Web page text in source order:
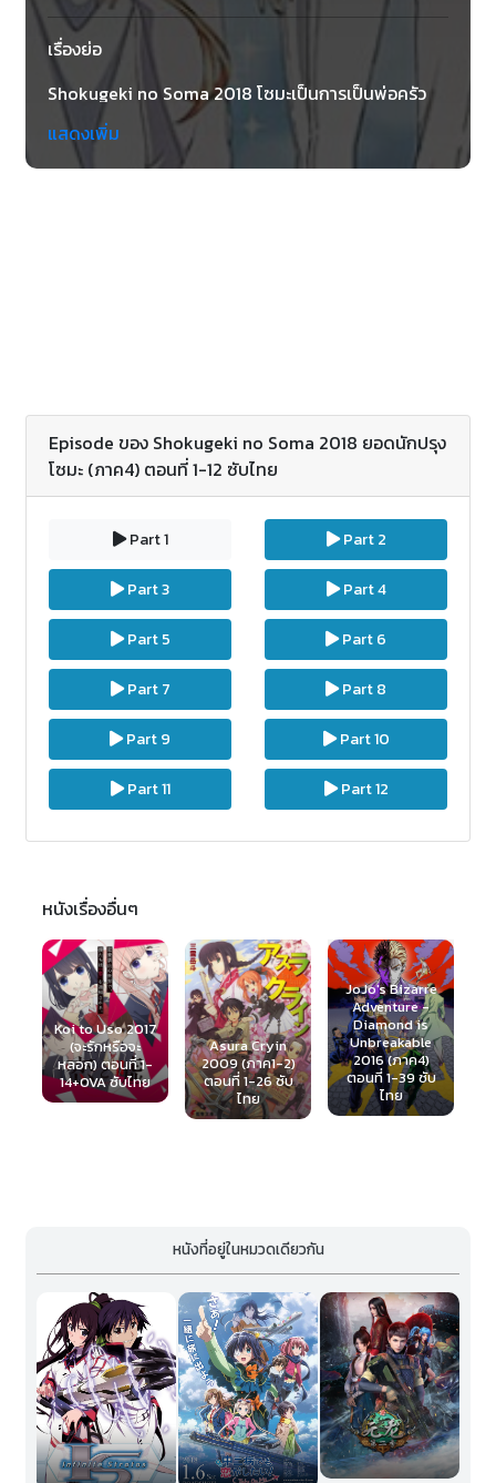
เรื่องย่อ
Shokugeki no Soma 2018 โซมะเป็นการเป็นพ่อครัว
เต็มเวลาในห้องอาหารของบิดาของเขาแล้วก็เกินความ
ถนัดการประกอบอาหารของพ่อของเขา แต่ว่าก็เป็นผู้
เรียนจบจากสถานที่เรียน Yukihira กึ่งกลางพ่อของเขา
แสดงเพิ่ม
Episode ของ Shokugeki no Soma 2018 ยอดนักปรุง
โซมะ (ภาค4) ตอนที่ 1-12 ซับไทย
Part 1 Part 2
Part 3 Part 4
Part 5 Part 6
Part 7 Part 8
Part 9 Part 10
Part 11 Part 12
หนังเรื่องอื่นๆ
Asura Cryin
2009 (ภาค1-2)
ตอนที่ 1-26 ซับ
ไทย
JoJo's Bizarre
Adventure -
Diamond is
Unbreakable
2016 (ภาค4)
ตอนที่ 1-39 ซับ
ไทย
XL Joushi. 2019
ตอนที่ 1-8 ซับ
ไทย
หนังที่อยู่ในหมวดเดียวกัน